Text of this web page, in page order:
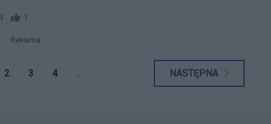
1
Reklama
2 3 4 ... NASTĘPNA